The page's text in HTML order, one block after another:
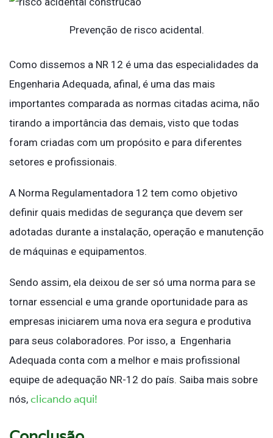
Prevenção de risco acidental.
Como dissemos a NR 12 é uma das especialidades da
Engenharia Adequada, afinal, é uma das mais
importantes comparada as normas citadas acima, não
tirando a importância das demais, visto que todas
foram criadas com um propósito e para diferentes
setores e profissionais.
A Norma Regulamentadora 12 tem como objetivo
definir quais medidas de segurança que devem ser
adotadas durante a instalação, operação e manutenção
de máquinas e equipamentos.
Sendo assim, ela deixou de ser só uma norma para se
tornar essencial e uma grande oportunidade para as
empresas iniciarem uma nova era segura e produtiva
para seus colaboradores. Por isso, a Engenharia
Adequada conta com a melhor e mais profissional
equipe de adequação NR-12 do país. Saiba mais sobre
nós, clicando aqui!